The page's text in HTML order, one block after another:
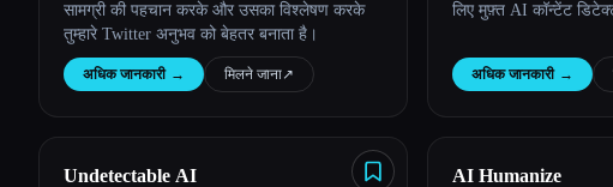
सामग्री की पहचान करके और उसका विश्लेषण करके
तुम्हारे Twitter अनुभव को बेहतर बनाता है।
अधिक जानकारी → मिलने जाना↗︎
लिए मुफ़्त AI कॉन्टेंट
अधिक जानकारी →
Undetectable AI AI Humanize